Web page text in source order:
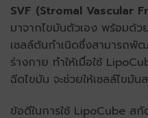
SVF (Stromal Vascular
มาจากไขมันตัวเอง พร้อมด้
เซลล์ต้นกำเนิดซึ่งสามารถพัฒ
ร่างกาย ทำให้เมื่อใช้
ฉีดไขมัน จะช่วยให้เซลล์ไขมั
ข้อดีในการใช้ LipoCube ส